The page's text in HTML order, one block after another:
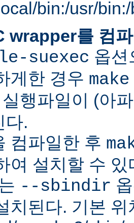
bin:/usr/
wrapper를 컴
suexec 옵션
게한 경우 make
실행파일이 (아
다.
컴파일한 후
여 설치할 수
--sbindir
치된다. 기본 위